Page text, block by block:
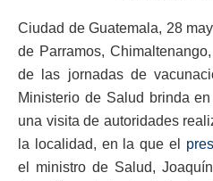
Ciudad de Guatemala, 28
de Parramos,
de las jornadas de
Ministerio de Salud brinda
una visita de autoridades
la localidad, en la que el
el ministro de Salud,